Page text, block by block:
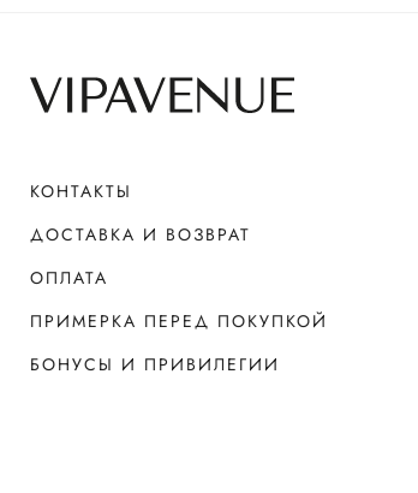
КОНТАКТЫ
ДОСТАВКА И ВОЗВРАТ
ОПЛАТА
ПРИМЕРКА ПЕРЕД ПОКУПКОЙ
БОНУСЫ И ПРИВИЛЕГИИ